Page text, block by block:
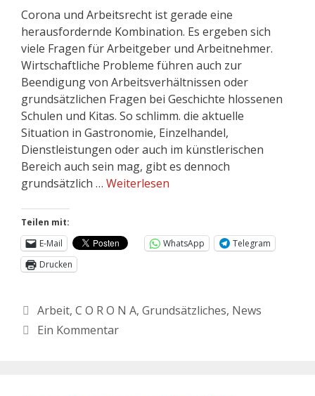
Corona und Arbeitsrecht ist gerade eine
herausfordernde Kombination. Es ergeben sich
viele Fragen für Arbeitgeber und Arbeitnehmer.
Wirtschaftliche Probleme führen auch zur
Beendigung von Arbeitsverhältnissen oder
grundsätzlichen Fragen bei Geschichte hlossenen
Schulen und Kitas. So schlimm. die aktuelle
Situation in Gastronomie, Einzelhandel,
Dienstleistungen oder auch im künstlerischen
Bereich auch sein mag, gibt es dennoch
grundsätzlich … Weiterlesen
Teilen mit:
E-Mail
WhatsApp
Telegram
Drucken
Arbeit, C O R O N A, Grundsätzliches, News
Ein Kommentar